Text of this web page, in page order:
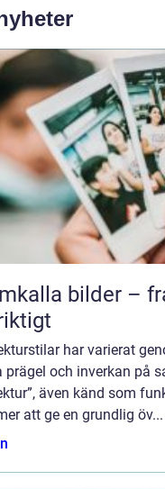
bilder –
har varierat
prägel och inverkan på
även känd som
att ge en grundlig öv...